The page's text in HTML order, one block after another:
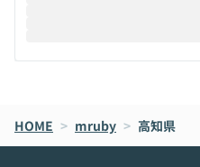
メルカリでの判断基準をもと
oworkの基本的な機能をご紹
す。 続く公開デモでは、実際にCoworkを
HOME > mruby > 高知県